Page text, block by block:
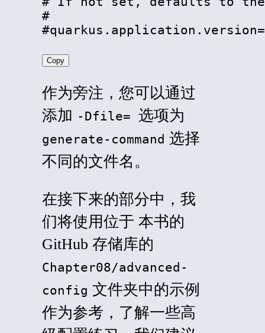
#
#quarkus.application.version=
Copy
作为旁注，您可以通过
添加 -Dfile= 选项为
generate-command 选择
不同的文件名。
在接下来的部分中，我
们将使用位于 本书的
GitHub 存储库的
Chapter08/advanced-
config 文件夹中的示例
作为参考，了解一些高